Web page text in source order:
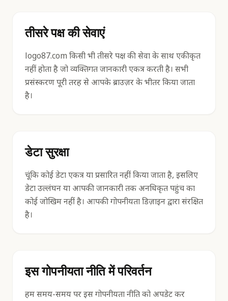
तीसरे पक्ष की सेवाएं
logo87.com किसी भी तीसरे पक्ष की सेवा के साथ एकीकृत
नहीं होता है जो व्यक्तिगत जानकारी एकत्र करती है। सभी
प्रसंस्करण पूरी तरह से आपके ब्राउज़र के भीतर किया जाता
है।
डेटा सुरक्षा
चूंकि कोई डेटा एकत्र या प्रसारित नहीं किया जाता है, इसलिए
डेटा उल्लंघन या आपकी जानकारी तक अनधिकृत पहुंच का
कोई जोखिम नहीं है। आपकी गोपनीयता डिज़ाइन द्वारा संरक्षित
है।
इस गोपनीयता नीति में परिवर्तन
हम समय-समय पर इस गोपनीयता नीति को अपडेट कर